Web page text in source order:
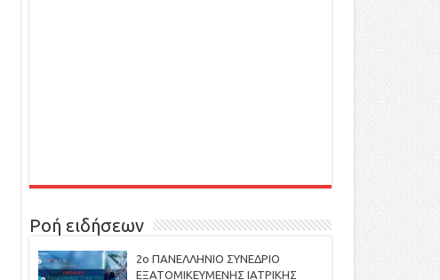
Ροή ειδήσεων
2ο ΠΑΝΕΛΛΗΝΙΟ ΣΥΝΕΔΡΙΟ
ΕΞΑΤΟΜΙΚΕΥΜΕΝΗΣ ΙΑΤΡΙΚΗΣ